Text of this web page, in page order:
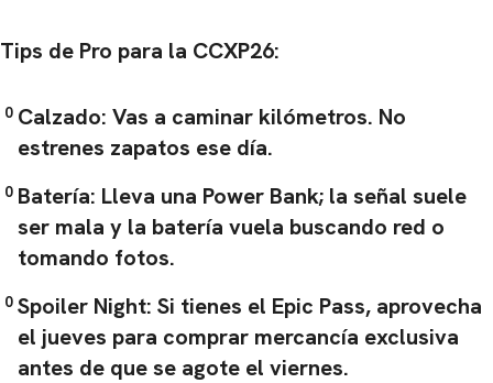
Tips de Pro para la CCXP26:
Calzado: Vas a caminar kilómetros. No
estrenes zapatos ese día.
Batería: Lleva una Power Bank; la señal suele
ser mala y la batería vuela buscando red o
tomando fotos.
Spoiler Night: Si tienes el Epic Pass, aprovecha
el jueves para comprar mercancía exclusiva
antes de que se agote el viernes.